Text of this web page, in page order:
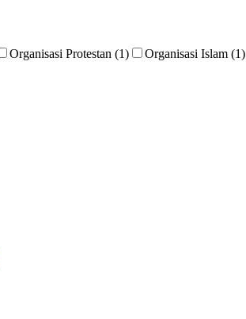
Organisasi Protestan (1) Organisasi Islam (1)